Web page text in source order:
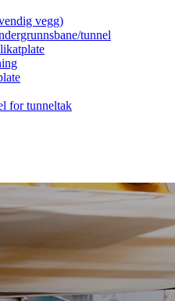
vegg)
tunnel
for tunneltak